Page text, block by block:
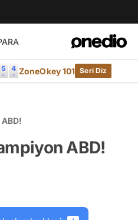
ZoneOkey 101 Seri Diz
ABD!